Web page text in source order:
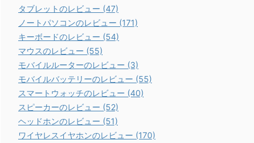
タブレットのレビュー (47)
ノートパソコンのレビュー (171)
キーボードのレビュー (54)
マウスのレビュー (55)
モバイルルーターのレビュー (3)
モバイルバッテリーのレビュー (55)
スマートウォッチのレビュー (40)
スピーカーのレビュー (52)
ヘッドホンのレビュー (51)
ワイヤレスイヤホンのレビュー (170)